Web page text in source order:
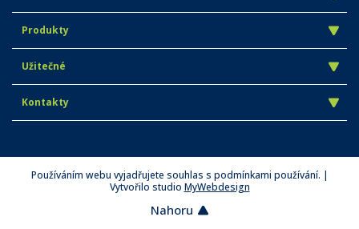
Produkty
Užitečné
Kontakty
Používáním webu vyjadřujete souhlas s podmínkami používání. |
Vytvořilo studio MyWebdesign
Nahoru